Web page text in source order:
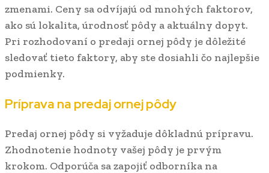
zmenami. Ceny sa odvíjajú od mnohých faktorov,
ako sú lokalita, úrodnosť pôdy a aktuálny dopyt.
Pri rozhodovaní o predaji ornej pôdy je dôležité
sledovať tieto faktory, aby ste dosiahli čo najlepšie
podmienky.
Príprava na predaj ornej pôdy
Predaj ornej pôdy si vyžaduje dôkladnú prípravu.
Zhodnotenie hodnoty vašej pôdy je prvým
krokom. Odporúča sa zapojiť odborníka na